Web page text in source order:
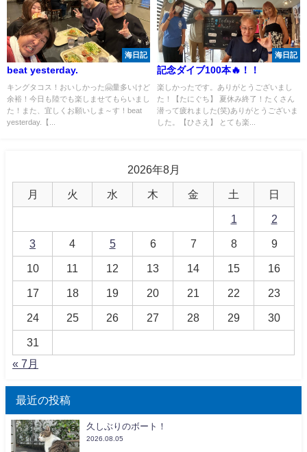
海日記
beat yesterday.
キングタコス！おいしかった🤗量多いけど
余裕！今日も陸でも楽しませてもらいまし
た！また、宜しくお願いしま～す！beat
yesterday.【...
海日記
記念ダイブ100本🔥！！
楽しかったです。ありがとうございまし
た！【たにぐち】 夏休み終了！たくさん
潜って疲れました(笑)ありがとうございま
した。【ひさえ】 とても楽...
2026年8月
月 火 水 木 金 土 日
1 2
3 4 5 6 7 8 9
10 11 12 13 14 15 16
17 18 19 20 21 22 23
24 25 26 27 28 29 30
31
« 7月
最近の投稿
久しぶりのボート！
2026.08.05